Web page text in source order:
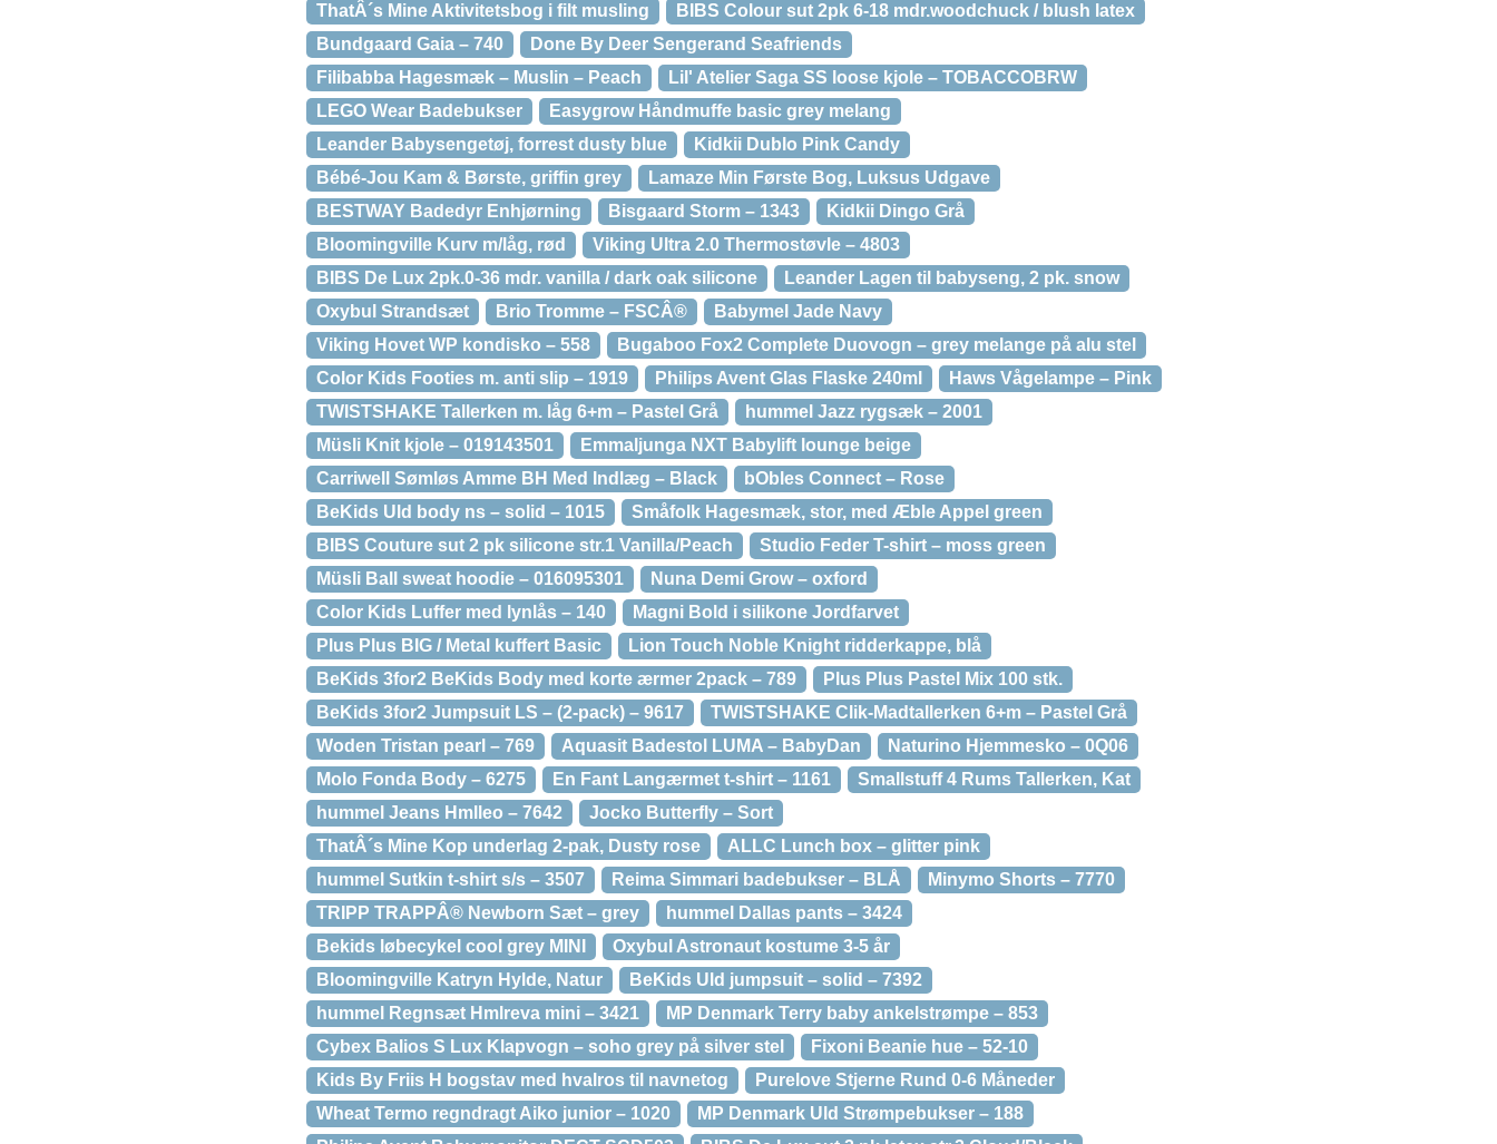
ThatÂ´s Mine Aktivitetsbog i filt musling
BIBS Colour sut 2pk 6-18 mdr.woodchuck / blush latex
Bundgaard Gaia – 740
Done By Deer Sengerand Seafriends
Filibabba Hagesmæk – Muslin – Peach
Lil' Atelier Saga SS loose kjole – TOBACCOBRW
LEGO Wear Badebukser
Easygrow Håndmuffe basic grey melang
Leander Babysengetøj, forrest dusty blue
Kidkii Dublo Pink Candy
Bébé-Jou Kam & Børste, griffin grey
Lamaze Min Første Bog, Luksus Udgave
BESTWAY Badedyr Enhjørning
Bisgaard Storm – 1343
Kidkii Dingo Grå
Bloomingville Kurv m/låg, rød
Viking Ultra 2.0 Thermostøvle – 4803
BIBS De Lux 2pk.0-36 mdr. vanilla / dark oak silicone
Leander Lagen til babyseng, 2 pk. snow
Oxybul Strandsæt
Brio Tromme – FSCÂ®
Babymel Jade Navy
Viking Hovet WP kondisko – 558
Bugaboo Fox2 Complete Duovogn – grey melange på alu stel
Color Kids Footies m. anti slip – 1919
Philips Avent Glas Flaske 240ml
Haws Vågelampe – Pink
TWISTSHAKE Tallerken m. låg 6+m – Pastel Grå
hummel Jazz rygsæk – 2001
Müsli Knit kjole – 019143501
Emmaljunga NXT Babylift lounge beige
Carriwell Sømløs Amme BH Med Indlæg – Black
bObles Connect – Rose
BeKids Uld body ns – solid – 1015
Småfolk Hagesmæk, stor, med Æble Appel green
BIBS Couture sut 2 pk silicone str.1 Vanilla/Peach
Studio Feder T-shirt – moss green
Müsli Ball sweat hoodie – 016095301
Nuna Demi Grow – oxford
Color Kids Luffer med lynlås – 140
Magni Bold i silikone Jordfarvet
Plus Plus BIG / Metal kuffert Basic
Lion Touch Noble Knight ridderkappe, blå
BeKids 3for2 BeKids Body med korte ærmer 2pack – 789
Plus Plus Pastel Mix 100 stk.
BeKids 3for2 Jumpsuit LS – (2-pack) – 9617
TWISTSHAKE Clik-Madtallerken 6+m – Pastel Grå
Woden Tristan pearl – 769
Aquasit Badestol LUMA – BabyDan
Naturino Hjemmesko – 0Q06
Molo Fonda Body – 6275
En Fant Langærmet t-shirt – 1161
Smallstuff 4 Rums Tallerken, Kat
hummel Jeans Hmlleo – 7642
Jocko Butterfly – Sort
ThatÂ´s Mine Kop underlag 2-pak, Dusty rose
ALLC Lunch box – glitter pink
hummel Sutkin t-shirt s/s – 3507
Reima Simmari badebukser – BLÅ
Minymo Shorts – 7770
TRIPP TRAPPÂ® Newborn Sæt – grey
hummel Dallas pants – 3424
Bekids løbecykel cool grey MINI
Oxybul Astronaut kostume 3-5 år
Bloomingville Katryn Hylde, Natur
BeKids Uld jumpsuit – solid – 7392
hummel Regnsæt Hmlreva mini – 3421
MP Denmark Terry baby ankelstrømpe – 853
Cybex Balios S Lux Klapvogn – soho grey på silver stel
Fixoni Beanie hue – 52-10
Kids By Friis H bogstav med hvalros til navnetog
Purelove Stjerne Rund 0-6 Måneder
Wheat Termo regndragt Aiko junior – 1020
MP Denmark Uld Strømpebukser – 188